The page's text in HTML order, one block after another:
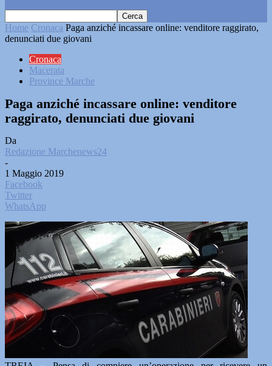
Home Cronaca Paga anziché incassare online: venditore raggirato,
denunciati due giovani
Cronaca
Macerata
Province Marche
Paga anziché incassare online: venditore
raggirato, denunciati due giovani
Da
Redazione Marchenews24
-
1 Maggio 2019
Facebook
Twitter
WhatsApp